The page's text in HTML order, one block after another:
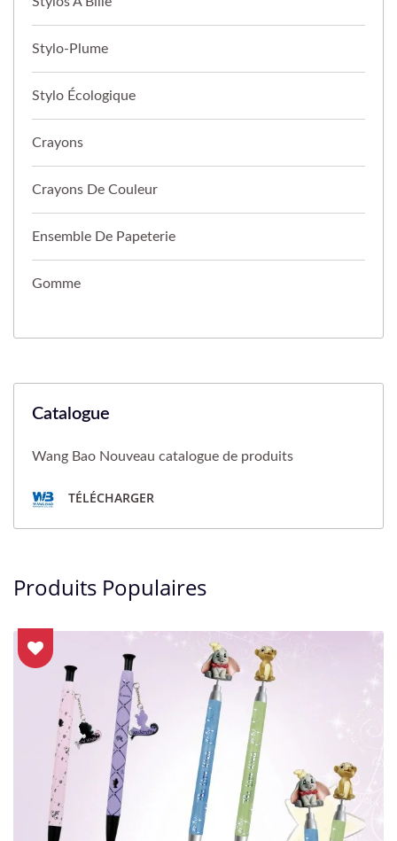
Stylo-Plume
Stylo Écologique
Crayons
Crayons De Couleur
Ensemble De Papeterie
Gomme
Catalogue
Wang Bao Nouveau catalogue de produits
TÉLÉCHARGER
Produits Populaires